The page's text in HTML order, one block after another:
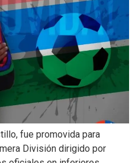
fue promovida para
División dirigido por